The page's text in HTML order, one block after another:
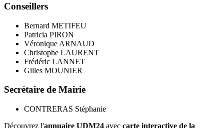
Conseillers
Bernard METIFEU
Patricia PIRON
Véronique ARNAUD
Christophe LAURENT
Frédéric LANNET
Gilles MOUNIER
Secrétaire de Mairie
CONTRERAS Stéphanie
Découvrez l'annuaire UDM24 avec carte interactive de la